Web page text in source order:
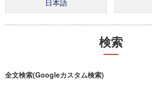
検索
全文検索(Googleカスタム検索)